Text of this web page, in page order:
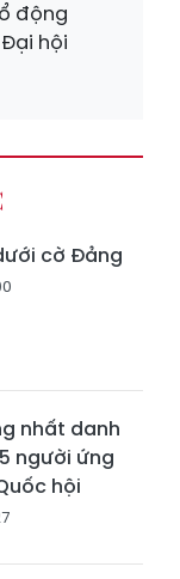
động
hội
cờ Đảng
nhất danh
người ứng
hội